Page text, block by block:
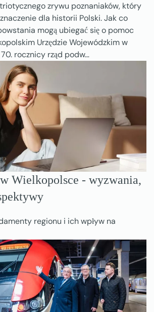
zrywu poznaniaków, który
dla historii Polski. Jak co
mogą ubiegać się o pomoc
Urzędzie Wojewódzkim w
70. rocznicy rząd podw…
Wielkopolsce - wyzwania,
regionu i ich wpływ na